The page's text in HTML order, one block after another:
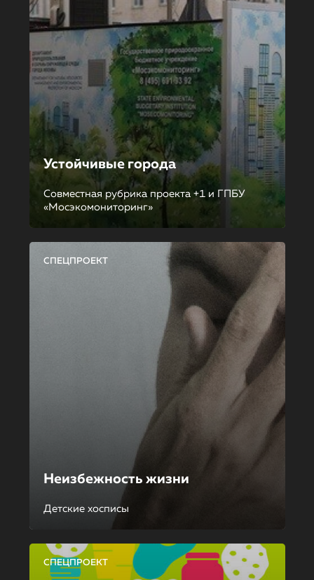
Устойчивые города
Совместная рубрика проекта +1 и ГПБУ
«Мосэкомониторинг»
СПЕЦПРОЕКТ
Неизбежность жизни
Детские хосписы
СПЕЦПРОЕКТ